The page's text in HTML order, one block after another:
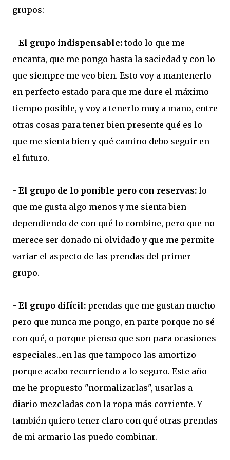
grupos:
- El grupo indispensable:todo lo que me
encanta, que me pongo hasta la saciedad y con lo
que siempre me veo bien. Esto voy a mantenerlo
en perfecto estado para que me dure el máximo
tiempo posible, y voy a tenerlo muy a mano, entre
otras cosas para tener bien presente qué es lo
que me sienta bien y qué camino debo seguir en
el futuro.
- El grupo de lo ponible pero con reservas: lo
que me gusta algo menos y me sienta bien
dependiendo de con qué lo combine, pero que no
merece ser donado ni olvidado y que me permite
variar el aspecto de las prendas del primer
grupo.
- El grupo difícil: prendas que me gustan mucho
pero que nunca me pongo, en parte porque no sé
con qué, o porque pienso que son para ocasiones
especiales...en las que tampoco las amortizo
porque acabo recurriendo a lo seguro. Este año
me he propuesto "normalizarlas", usarlas a
diario mezcladas con la ropa más corriente. Y
también quiero tener claro con qué otras prendas
de mi armario las puedo combinar.